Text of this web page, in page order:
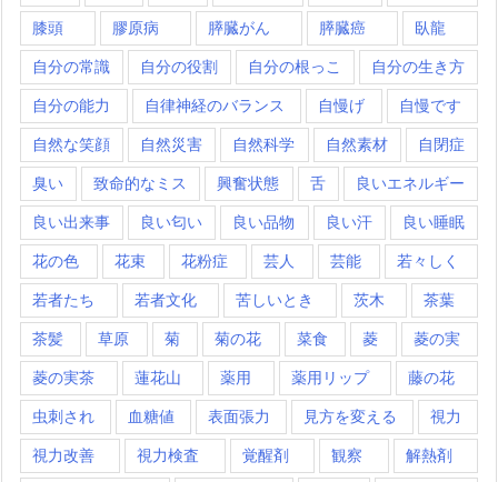
膝頭 膠原病 膵臓がん 膵臓癌 臥龍
自分の常識 自分の役割 自分の根っこ 自分の生き方
自分の能力 自律神経のバランス 自慢げ 自慢です
自然な笑顔 自然災害 自然科学 自然素材 自閉症
臭い 致命的なミス 興奮状態 舌 良いエネルギー
良い出来事 良い匂い 良い品物 良い汗 良い睡眠
花の色 花束 花粉症 芸人 芸能 若々しく
若者たち 若者文化 苦しいとき 茨木 茶葉
茶髪 草原 菊 菊の花 菜食 菱 菱の実
菱の実茶 蓮花山 薬用 薬用リップ 藤の花
虫刺され 血糖値 表面張力 見方を変える 視力
視力改善 視力検査 覚醒剤 観察 解熱剤